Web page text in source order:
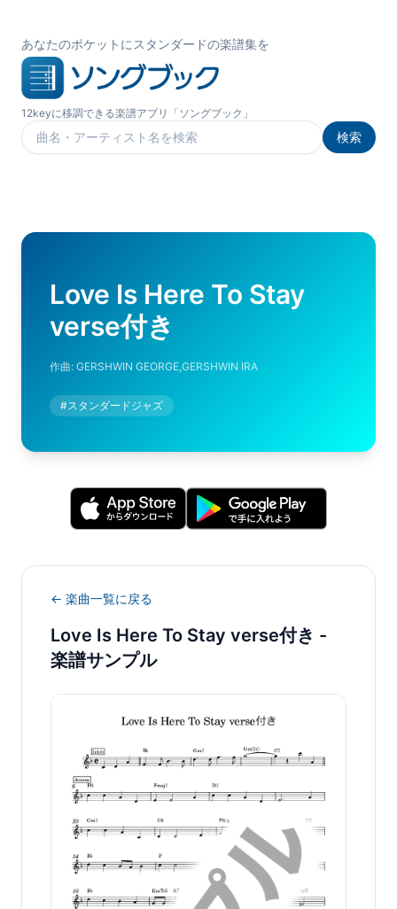
あなたのポケットにスタンダードの楽譜集を
12keyに移調できる楽譜アプリ「ソングブック」
楽曲を検索
検索
Love Is Here To Stay
verse付き
作曲: GERSHWIN GEORGE,GERSHWIN IRA
#スタンダードジャズ
← 楽曲一覧に戻る
Love Is Here To Stay verse付き -
楽譜サンプル